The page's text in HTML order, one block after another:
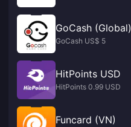
GoCash (Global)
GoCash US$ 5
HitPoints USD
HitPoints 0.99 USD
Funcard (VN)